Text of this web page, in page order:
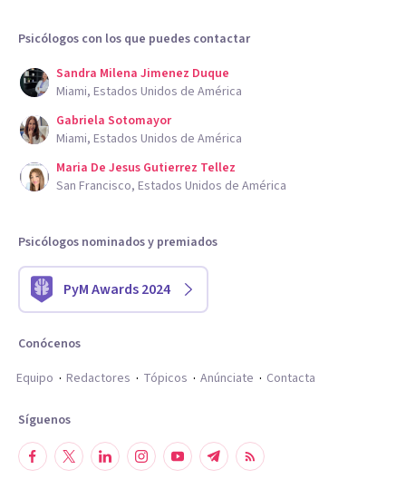
Psicólogos con los que puedes contactar
Sandra Milena Jimenez Duque
Miami, Estados Unidos de América
Gabriela Sotomayor
Miami, Estados Unidos de América
Maria De Jesus Gutierrez Tellez
San Francisco, Estados Unidos de América
Psicólogos nominados y premiados
PyM Awards 2024
Conócenos
Equipo
Redactores Tópicos Anúnciate Contacta
Síguenos